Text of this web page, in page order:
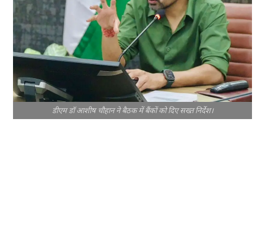
डीएम डॉ आशीष चौहान ने बैठक में बैंकों को दिए सख्त निर्देश।